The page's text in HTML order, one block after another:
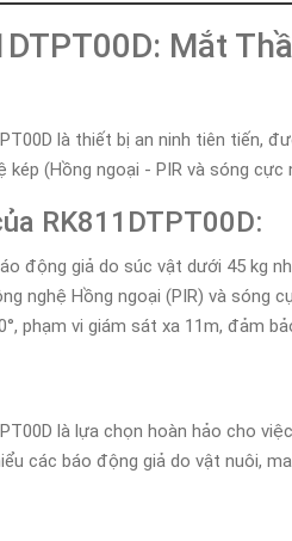
Mắt
là thiết bị an ninh tiên tiến,
kép (Hồng ngoại - PIR và sóng
RK811DTPT00D:
động giả do súc vật dưới 45 kg
nghệ Hồng ngoại (PIR) và sóng
phạm vi giám sát xa 11m, đảm
là lựa chọn hoàn hảo cho
các báo động giả do vật nuôi,